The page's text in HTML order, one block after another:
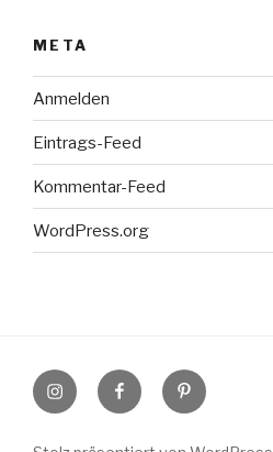
META
Anmelden
Eintrags-Feed
Kommentar-Feed
WordPress.org
InstagramFacebookPinterest